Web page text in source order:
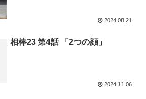
2024.08.21
相棒23 第4話 「2つの顔」
2024.11.06